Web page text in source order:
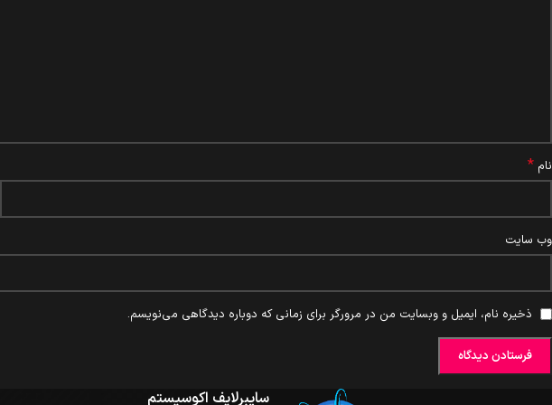
نام *
وب‌ سایت
ذخیره نام، ایمیل و وبسایت من در مرورگر برای زمانی که دوباره دیدگاهی می‌نویسم.
سایبرلایف اکوسیستم